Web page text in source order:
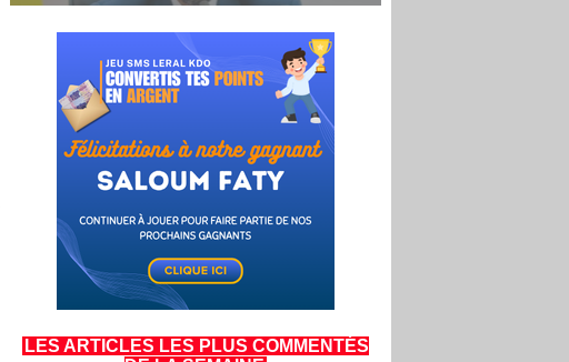
LES ARTICLES LES PLUS COMMENTÉS